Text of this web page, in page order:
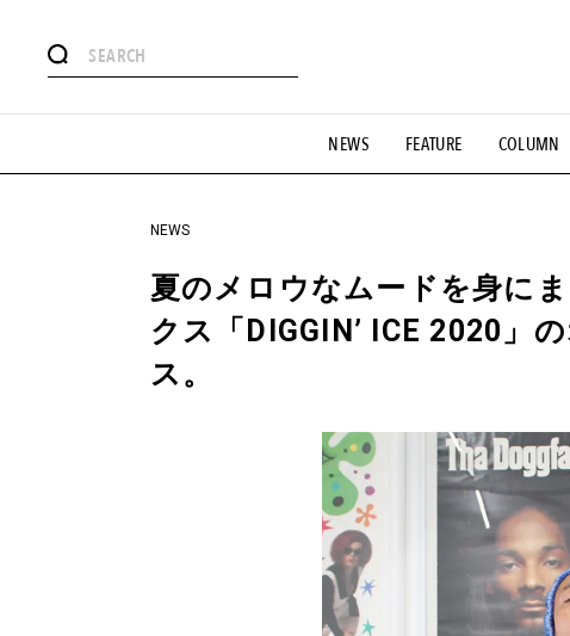
NEWS FEATURE COLUMN
#憧れの逸品 #ESSENTIAL DESIGNS
#GH 銘品の所以 #フイナムのYouTube #Commune H
#HANDSOME HANDBOOK
NEWS
夏のメロウなムードを身に
クス「DIGGIN’ ICE 2020」
ス。